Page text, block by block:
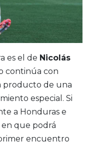
es el de Nicolás
continúa con
producto de una
especial. Si
a Honduras e
en que podrá
encuentro